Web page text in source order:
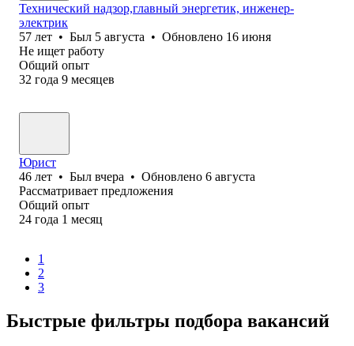
Технический надзор,главный энергетик, инженер-
электрик
57 лет • Был 5 августа • Обновлено 16 июня
Не ищет работу
Общий опыт
32 года 9 месяцев
Юрист
46 лет • Был вчера • Обновлено 6 августа
Рассматривает предложения
Общий опыт
24 года 1 месяц
1
2
3
Быстрые фильтры подбора вакансий